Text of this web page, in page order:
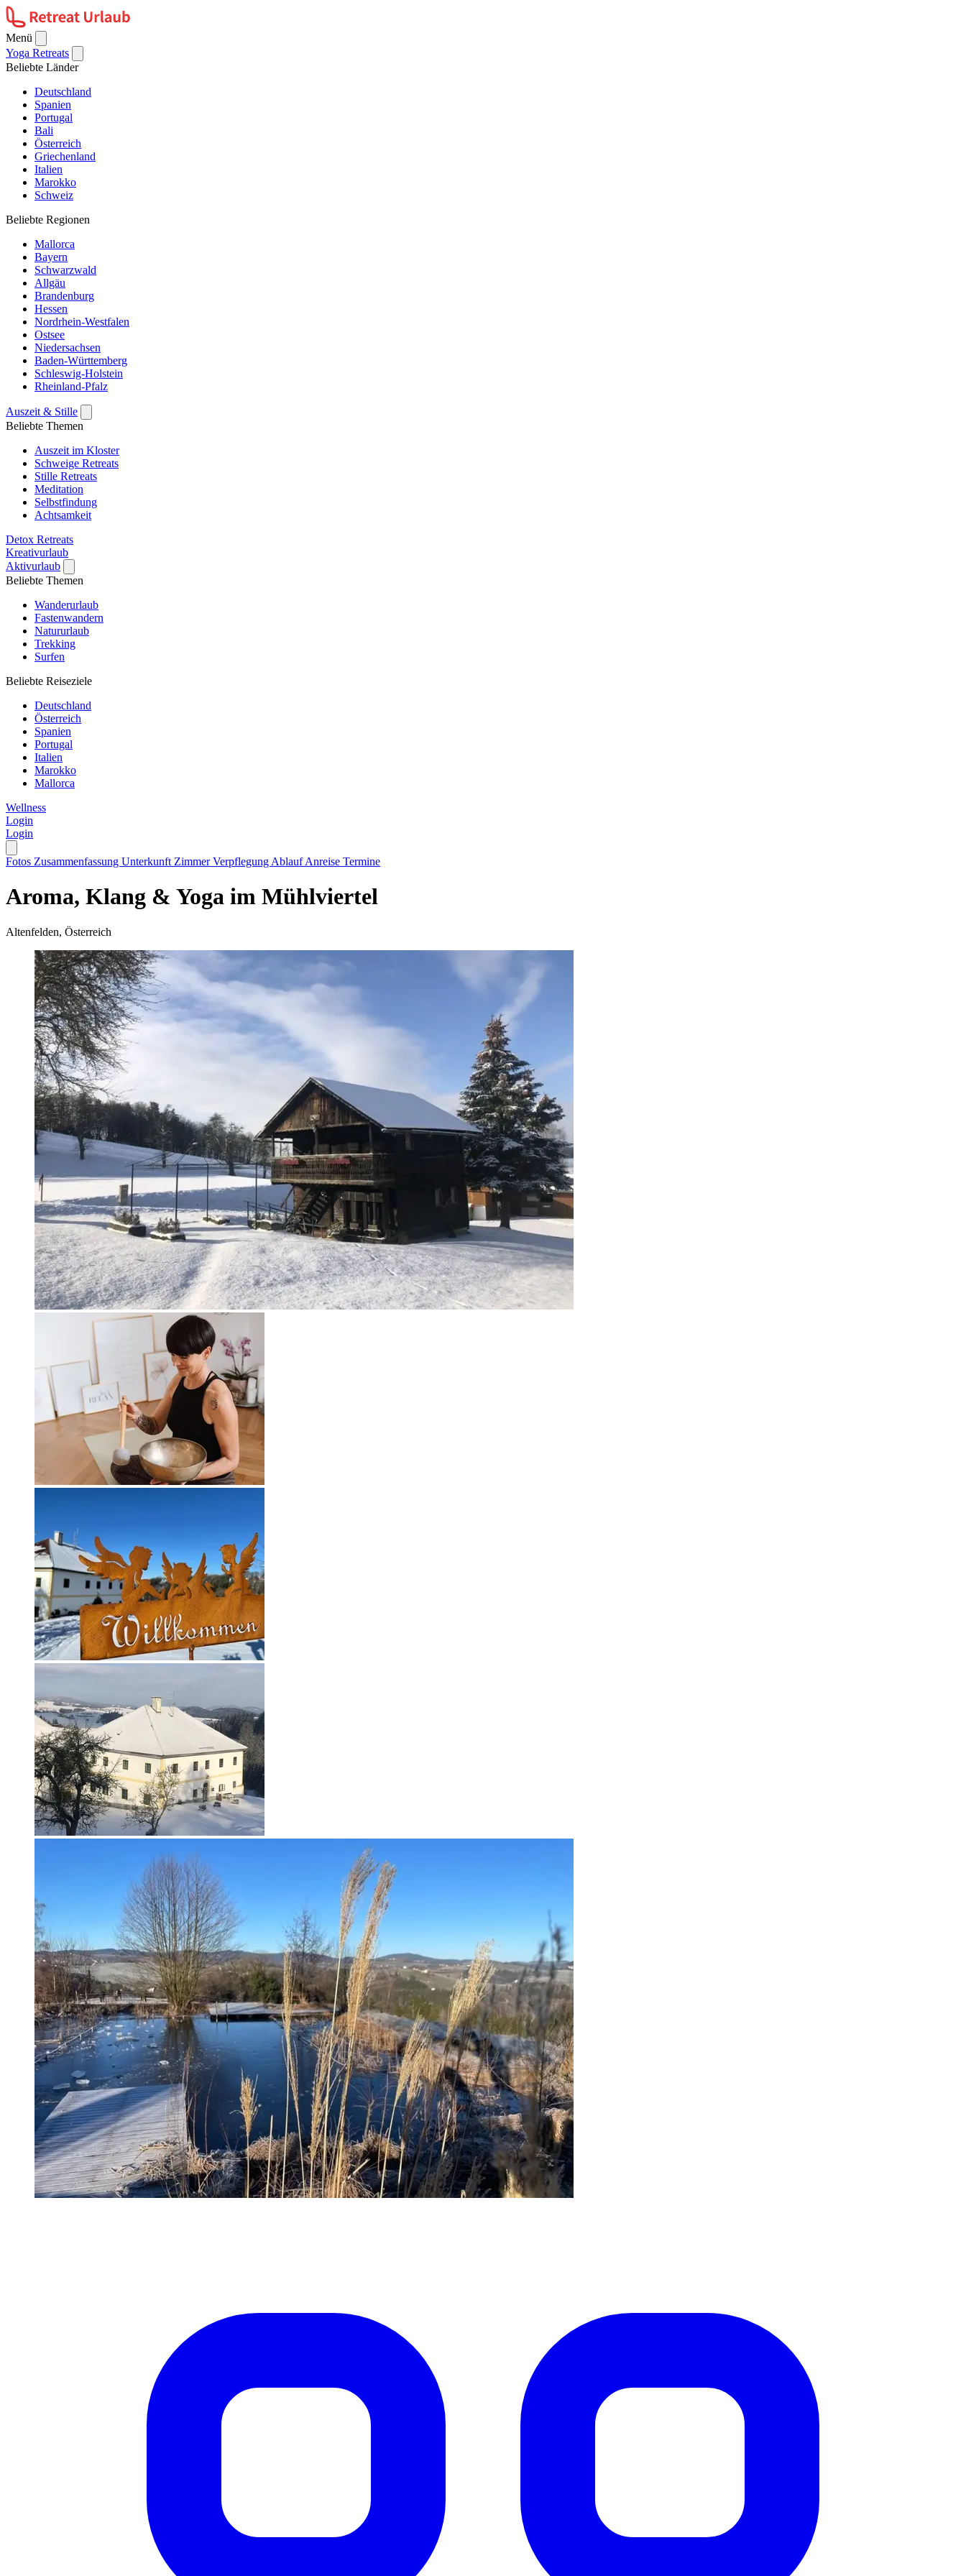
Menü
Yoga Retreats
Beliebte Länder
Deutschland
Spanien
Portugal
Bali
Österreich
Griechenland
Italien
Marokko
Schweiz
Beliebte Regionen
Mallorca
Bayern
Schwarzwald
Allgäu
Brandenburg
Hessen
Nordrhein-Westfalen
Ostsee
Niedersachsen
Baden-Württemberg
Schleswig-Holstein
Rheinland-Pfalz
Auszeit & Stille
Beliebte Themen
Auszeit im Kloster
Schweige Retreats
Stille Retreats
Meditation
Selbstfindung
Achtsamkeit
Detox Retreats
Kreativurlaub
Aktivurlaub
Beliebte Themen
Wanderurlaub
Fastenwandern
Natururlaub
Trekking
Surfen
Beliebte Reiseziele
Deutschland
Österreich
Spanien
Portugal
Italien
Marokko
Mallorca
Wellness
Login
Login
Fotos Zusammenfassung Unterkunft ZimmerVerpflegung AblaufAnreise Termine
Aroma, Klang & Yoga im Mühlviertel
Altenfelden, Österreich